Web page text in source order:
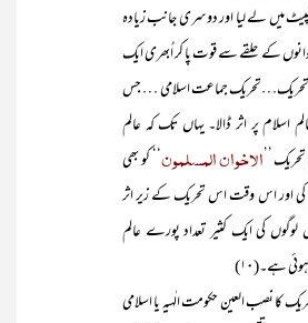
لپیٹ میں لے لیا اور دوسری جانب زیادہ
کے حلقے سے قوت پا کر اُبھری ایک
جماعت اسلامی … جس
پر اثر ڈالا۔ یہاں تک کہ عالم
’’ الاخوان المسلمون ‘‘ کو بھی
کی اور اس وقت اس تحریک کے زیر اثر
لوگوں کی ایک کثیر تعداد پورے عالم
ہے۔(۱۰)
نصب العین حکومت الٰہیہ یا اسلامی